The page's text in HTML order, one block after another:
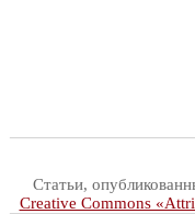
Статьи,
Creative Commons